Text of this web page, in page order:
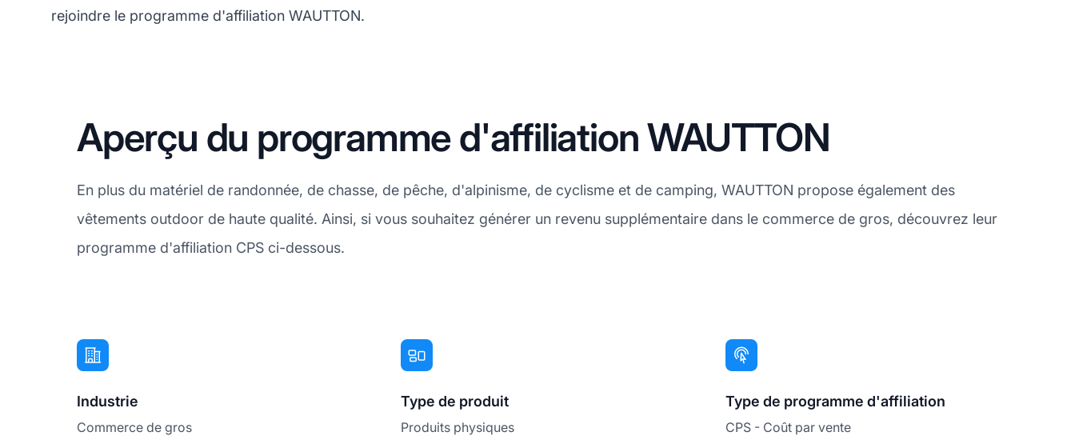
rejoindre le programme d'affiliation WAUTTON.
Aperçu du programme d'affiliation WAUTTON
En plus du matériel de randonnée, de chasse, de pêche, d'alpinisme, de cyclisme et de camping, WAUTTON propose également des
vêtements outdoor de haute qualité. Ainsi, si vous souhaitez générer un revenu supplémentaire dans le commerce de gros, découvrez leur
programme d'affiliation CPS ci-dessous.
Industrie
Commerce de gros
Type de produit
Produits physiques
Type de programme d'affiliation
CPS - Coût par vente